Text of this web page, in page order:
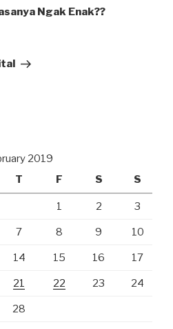
Ngak Enak??
2019
T F S S
1 2 3
7 8 9 10
14 15 16 17
21 22 23 24
28